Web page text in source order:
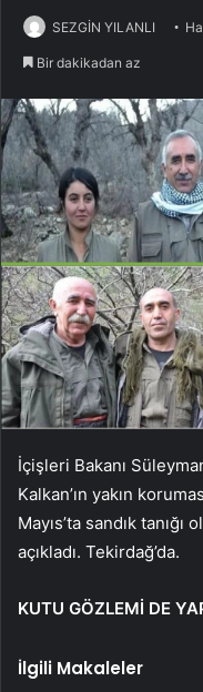
SEZGİN YILANLI
Bir dakikadan az
İçişleri Bakanı
Kalkan’ın yakın
Mayıs’ta sandık tanığı
açıkladı. Tekirdağ’da.
KUTU GÖZLEMİ DE
İlgili Makaleler